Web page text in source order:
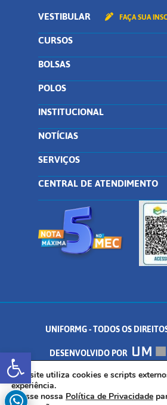
Abrir a barra de
VESTIBULAR FAÇA SUA
CURSOS
BOLSAS
POLOS
INSTITUCIONAL
NOTÍCIAS
SERVIÇOS
CENTRAL DE ATENDIMENTO
UNIFORMG - TODOS OS
DESENVOLVIDO POR
AV. DR. ARNALDO DE SENNA, 328 -
35.574.530
Este site utiliza cookies e scripts
experiência.
Acesse nossa Política de Privacidade